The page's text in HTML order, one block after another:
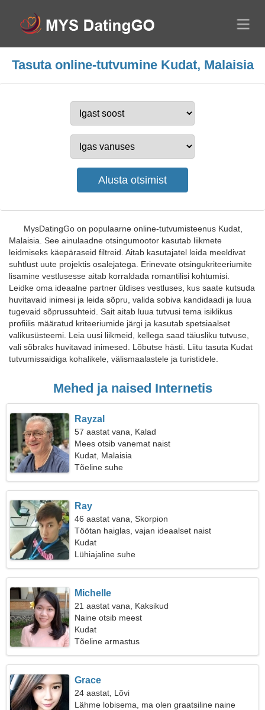
Tasuta online-tutvumine Kudat, Malaisia
MysDatingGo on populaarne online-tutvumisteenus Kudat,
Malaisia. See ainulaadne otsingumootor kasutab liikmete
leidmiseks käepäraseid filtreid. Aitab kasutajatel leida meeldivat
suhtlust uute projektis osalejatega. Erinevate otsingukriteeriumite
lisamine vestlusesse aitab korraldada romantilisi kohtumisi.
Leidke oma ideaalne partner üldises vestluses, kus saate kutsuda
huvitavaid inimesi ja leida sõpru, valida sobiva kandidaadi ja luua
tugevaid sõprussuhteid. Sait aitab luua tutvusi tema isiklikus
profiilis määratud kriteeriumide järgi ja kasutab spetsiaalset
valikusüsteemi. Leia uusi liikmeid, kellega saad täiusliku tutvuse,
vali sõbraks huvitavad inimesed. Lõbutse hästi. Liitu tasuta Kudat
tutvumissaidiga kohalikele, välismaalastele ja turistidele.
Mehed ja naised Internetis
Rayzal
57 aastat vana, Kalad
Mees otsib vanemat naist
Kudat, Malaisia
Tõeline suhe
Ray
46 aastat vana, Skorpion
Töötan haiglas, vajan ideaalset naist
Kudat
Lühiajaline suhe
Michelle
21 aastat vana, Kaksikud
Naine otsib meest
Kudat
Tõeline armastus
Grace
24 aastat, Lõvi
Lähme lobisema, ma olen graatsiline naine